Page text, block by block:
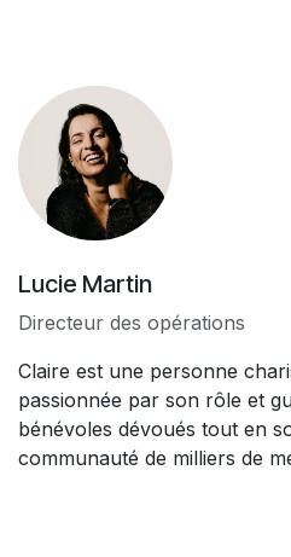
Lucie Martin
Directeur des opérations
Claire est une personne
passionnée par son rôle et
bénévoles dévoués tout en
communauté de milliers de